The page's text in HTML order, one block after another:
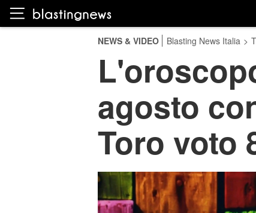
NEWS & VIDEO Blasting News Italia >
agosto
Toro voto